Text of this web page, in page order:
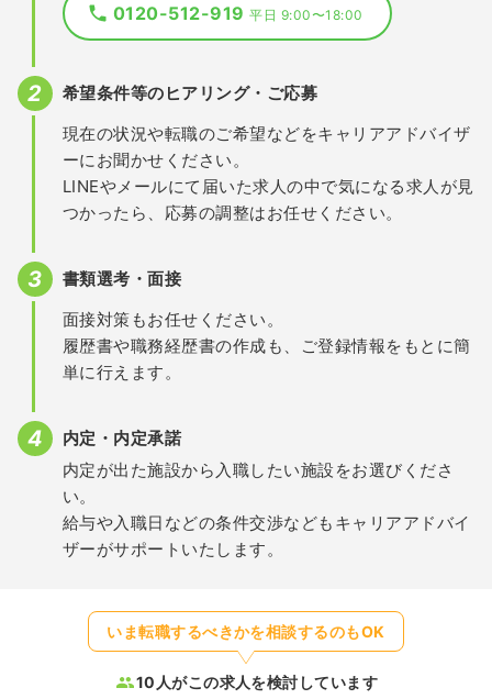
0120-512-919平日 9:00〜18:00
希望条件等のヒアリング・ご応募
現在の状況や転職のご希望などをキャリアアドバイザ
ーにお聞かせください。
LINEやメールにて届いた求人の中で気になる求人が見
つかったら、応募の調整はお任せください。
書類選考・面接
面接対策もお任せください。
履歴書や職務経歴書の作成も、ご登録情報をもとに簡
単に行えます。
内定・内定承諾
内定が出た施設から入職したい施設をお選びくださ
い。
給与や入職日などの条件交渉などもキャリアアドバイ
ザーがサポートいたします。
いま転職するべきかを相談するのもOK
10人がこの求人を検討しています